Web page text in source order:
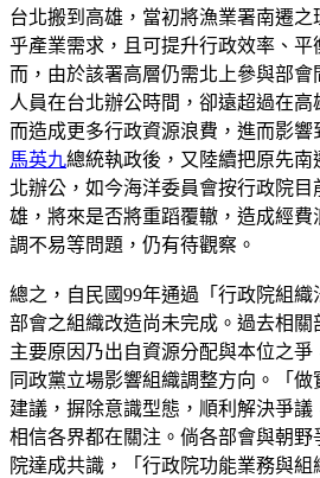
台北搬到高雄，當初將漁業署南遷
乎產業需求，且可提升行政效率、
而，由於該署高層仍需北上參與部會
人員在台北辦公時間，卻遠超過在
而造成更多行政資源浪費，進而影
馬英九總統執政後，又陸續把原先
北辦公，如今海洋委員會按行政院
雄，將來是否將重蹈覆轍，造成經
調不易等問題，仍有待觀察。
總之，自民國99年通過「行政院組
部會之組織改造尚未完成。過去相
主要原因乃出自資源分配與本位之
同政黨立場影響組織調整方向。「
建議，摒除意識型態，順利解決爭議
相信各界都在關注。倘各部會與朝
院達成共識，「行政院功能業務與